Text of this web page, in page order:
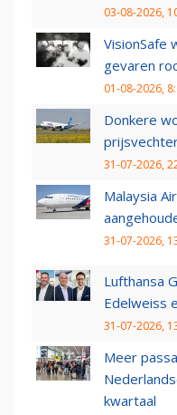
03-08-2026,
VisionSafe
gevaren
01-08-2026,
Donkere
31-07-2026,
Malaysia
31-07-2026,
Lufthansa
Edelweiss
31-07-2026,
Meer
kwartaal